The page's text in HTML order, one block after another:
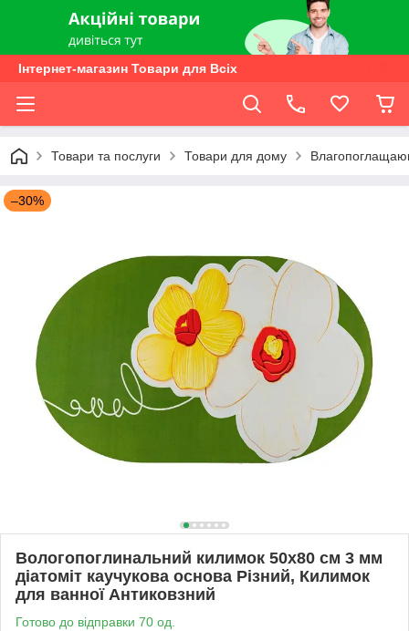
Інтернет-магазин Товари для Всіх
Товари та послуги Товари для дому
–30%
Вологопоглинальний килимок 50х80 см 3 мм
діатоміт каучукова основа Різний, Килимок
для ванної Антиковзний
Готово до відправки 70 од.